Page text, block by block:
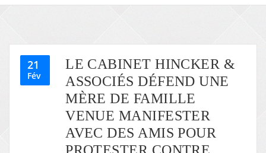
21
Fév
LE CABINET HINCKER &
ASSOCIÉS DÉFEND UNE
MÈRE DE FAMILLE
VENUE MANIFESTER
AVEC DES AMIS POUR
PROTESTER CONTRE